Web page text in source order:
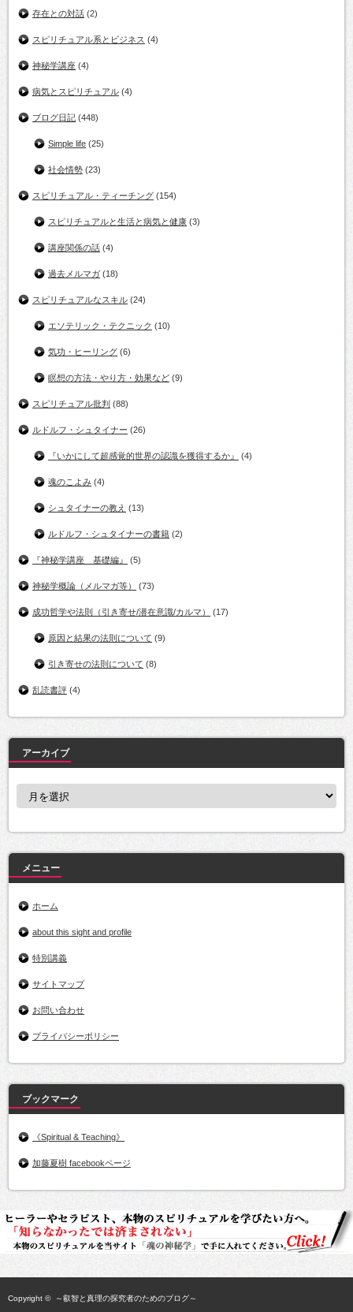
存在との対話 (2)
スピリチュアル系とビジネス (4)
神秘学講座 (4)
病気とスピリチュアル (4)
ブログ日記 (448)
Simple life (25)
社会情勢 (23)
スピリチュアル・ティーチング (154)
スピリチュアルと生活と病気と健康 (3)
講座関係の話 (4)
過去メルマガ (18)
スピリチュアルなスキル (24)
エソテリック・テクニック (10)
気功・ヒーリング (6)
瞑想の方法・やり方・効果など (9)
スピリチュアル批判 (88)
ルドルフ・シュタイナー (26)
『いかにして超感覚的世界の認識を獲得するか』 (4)
魂のこよみ (4)
シュタイナーの教え (13)
ルドルフ・シュタイナーの書籍 (2)
『神秘学講座 基礎編』 (5)
神秘学概論（メルマガ等） (73)
成功哲学や法則（引き寄せ/潜在意識/カルマ） (17)
原因と結果の法則について (9)
引き寄せの法則について (8)
乱読書評 (4)
アーカイブ
ア
ブ
メニュー
ホーム
about this sight and profile
特別講義
サイトマップ
お問い合わせ
プライバシーポリシー
ブックマーク
《Spiritual & Teaching》
加藤夏樹 facebookページ
Copyright © ～叡智と真理の探究者のためのブログ～